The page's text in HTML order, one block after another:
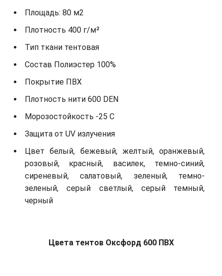
Площадь: 80 м2
Плотность 400 г/м²
Тип ткани тентовая
Состав Полиэстер 100%
Покрытие ПВХ
Плотность нити 600 DEN
Морозостойкость -25 С
Защита от UV излучения
Цвет белый, бежевый, желтый, оранжевый,
розовый, красный, василек, темно-синий,
сиреневый, салатовый, зеленый, темно-
зеленый, серый светлый, серый темный,
черный
Цвета тентов Оксфорд 600 ПВХ